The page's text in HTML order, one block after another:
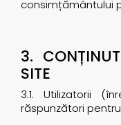
consimțământului
3.
SITE
3.1. Utilizatorii
răspunzători